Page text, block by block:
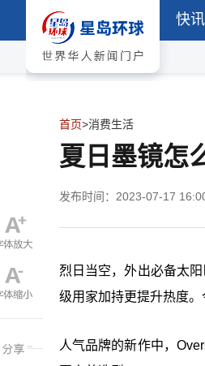
快讯
首页>消费生活
夏日墨镜怎
发布时间：2023-07-17
烈日当空，外出必备太
级用家加持更提升热度。
人气品牌的新作中，